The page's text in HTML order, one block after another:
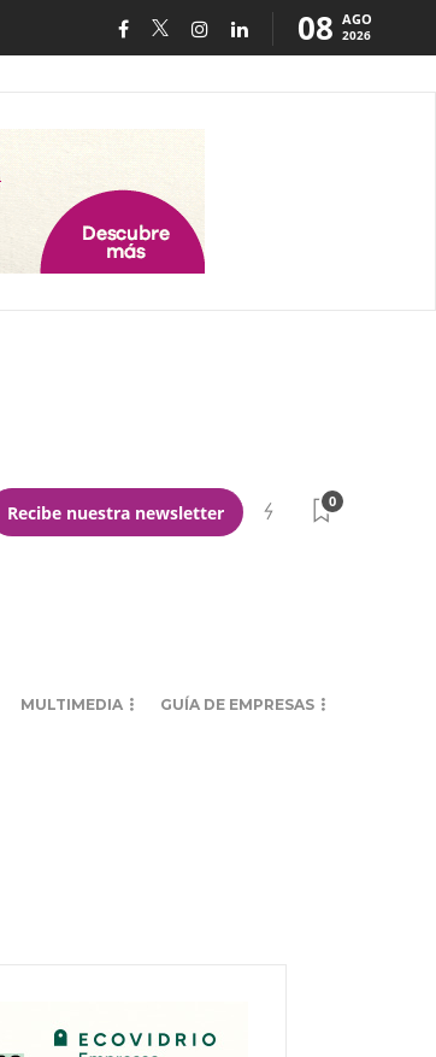
08 AGO
2026
Recibe nuestra newsletter
0
MULTIMEDIA GUÍA DE EMPRESAS